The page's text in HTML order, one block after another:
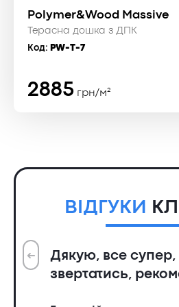
Polymer&Wood Massive
Терасна дошка з ДПК
Код: PW-T-7
2885 грн/м²
ВІДГУКИ
Дякую, все супер,
звертатись,
➜